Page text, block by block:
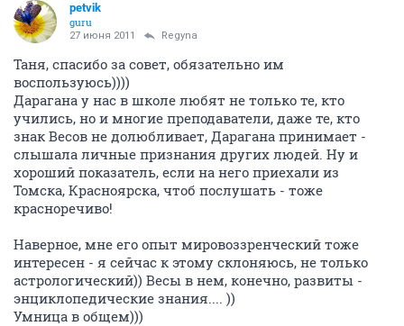
petvik
guru
27 июня 2011 Regyna
Таня, спасибо за совет, обязательно им
воспользуюсь))))
Дарагана у нас в школе любят не только те, кто
учились, но и многие преподаватели, даже те, кто
знак Весов не долюбливает, Дарагана принимает -
слышала личные признания других людей. Ну и
хороший показатель, если на него приехали из
Томска, Красноярска, чтоб послушать - тоже
красноречиво!
Наверное, мне его опыт мировоззренческий тоже
интересен - я сейчас к этому склоняюсь, не только
астрологический)) Весы в нем, конечно, развиты -
энциклопедические знания.... ))
Умница в общем)))